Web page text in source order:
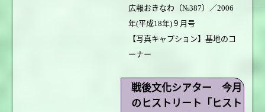
広報おきなわ（№387）／2006
年(平成18年)９月号
【写真キャプション】基地のコ
ーナー
戦後文化シアター 今月
のヒストリート「ヒスト